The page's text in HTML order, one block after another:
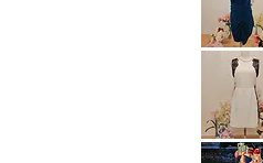
Rhinestone
Halter
Bridesmaid
Evening
AX
Blue
Formal
Dress
size
18
Forever
21